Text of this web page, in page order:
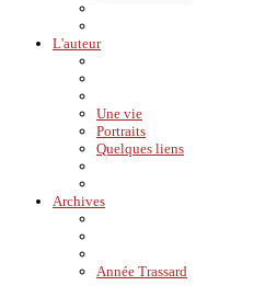
L'auteur
Une vie
Portraits
Quelques liens
Archives
Année Trassard